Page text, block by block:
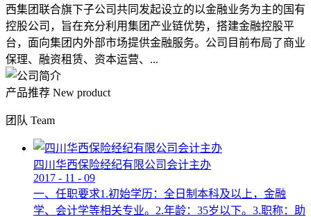
西集团联合旗下子公司共同发起设立的以金融业务为主的国有
控股公司，旨在充分利用集团产业链优势，搭建金融控股平
台，面向集团内外部市场提供金融服务。公司目前布局了商业
保理、融资租赁、资本运营、...
产品推荐 New product
团队 Team
四川华西保险经纪有限公司会计主办
2017 - 11 - 09
一、任职要求1.初始学历：全日制本科及以上，金融
学、会计学等相关专业。2.年龄：35岁以下。3.职称：助